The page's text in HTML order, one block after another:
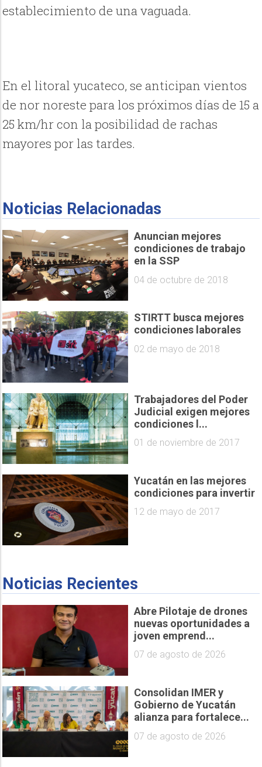
establecimiento de una vaguada.
En el litoral yucateco, se anticipan vientos
de nor noreste para los próximos días de 15 a
25 km/hr con la posibilidad de rachas
mayores por las tardes.
Noticias Relacionadas
Anuncian mejores
condiciones de trabajo
en la SSP
04 de octubre de 2018
STIRTT busca mejores
condiciones laborales
02 de mayo de 2018
Trabajadores del Poder
Judicial exigen mejores
condiciones l...
01 de noviembre de 2017
Yucatán en las mejores
condiciones para invertir
12 de mayo de 2017
Noticias Recientes
Abre Pilotaje de drones
nuevas oportunidades a
joven emprend...
07 de agosto de 2026
Consolidan IMER y
Gobierno de Yucatán
alianza para fortalece...
07 de agosto de 2026